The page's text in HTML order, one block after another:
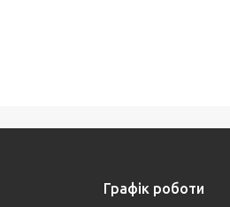
Графік роботи